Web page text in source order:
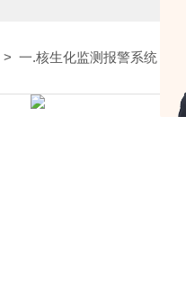
> 一.核生化监测报警系统